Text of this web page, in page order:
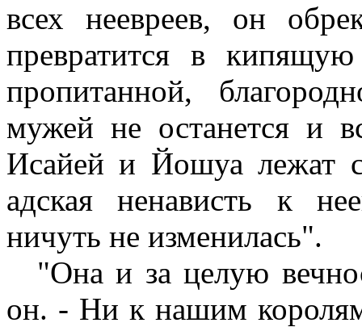
всех неевреев, он
превратится в
пропитанной,
мужей не останется и
Исайей и Йошуа лежат
адская ненависть к
ничуть не изменилась".
"Она и за целую
он. - Ни к нашим